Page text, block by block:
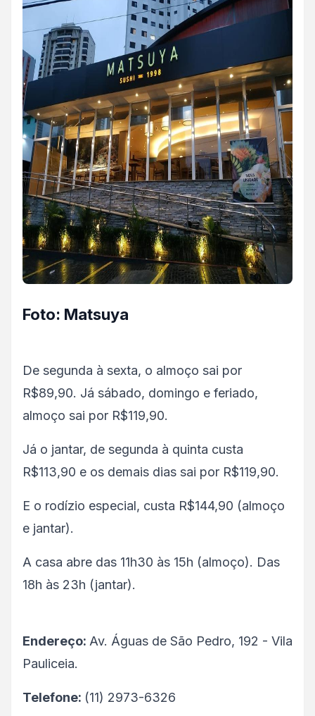
Foto: Matsuya
De segunda à sexta, o almoço sai por
R$89,90. Já sábado, domingo e feriado,
almoço sai por R$119,90.
Já o jantar, de segunda à quinta custa
R$113,90 e os demais dias sai por R$119,90.
E o rodízio especial, custa R$144,90 (almoço
e jantar).
A casa abre das 11h30 às 15h (almoço). Das
18h às 23h (jantar).
Endereço: Av. Águas de São Pedro, 192 - Vila
Pauliceia.
Telefone: (11) 2973-6326